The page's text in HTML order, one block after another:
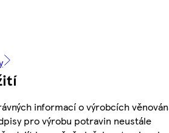
informací o výrobcích
pro výrobu potravin neustále